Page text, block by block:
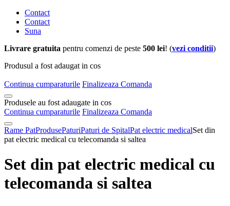
Contact
Contact
Suna
Livrare gratuita pentru comenzi de peste 500 lei! (vezi conditii)
Produsul a fost adaugat in cos
Continua cumparaturile Finalizeaza Comanda
Produsele au fost adaugate in cos
Continua cumparaturile Finalizeaza Comanda
Rame PatProdusePaturiPaturi de SpitalPat electric medicalSet din
pat electric medical cu telecomanda si saltea
Set din pat electric medical cu
telecomanda si saltea